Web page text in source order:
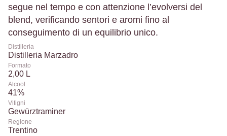
segue nel tempo e con attenzione l’evolversi del
blend, verificando sentori e aromi fino al
conseguimento di un equilibrio unico.
Distilleria
Distilleria Marzadro
Formato
2,00 L
Alcool
41%
Vitigni
Gewürztraminer
Regione
Trentino